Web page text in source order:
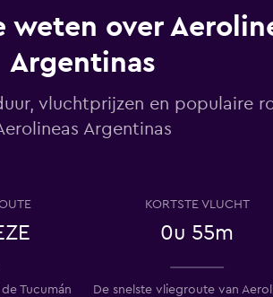
weten over
Argentinas
vluchtprijzen en populaire
Argentinas
KORTSTE VLUCHT
0u 55m
Tucumán
De snelste vliegroute van